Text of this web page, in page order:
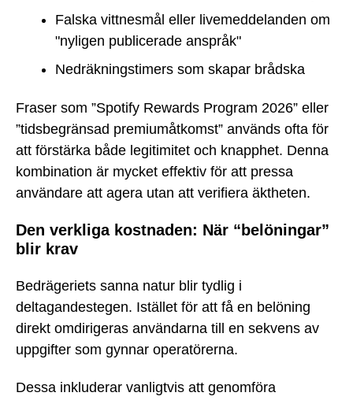
Falska vittnesmål eller livemeddelanden om
"nyligen publicerade anspråk"
Nedräkningstimers som skapar brådska
Fraser som ”Spotify Rewards Program 2026” eller
”tidsbegränsad premiumåtkomst” används ofta för
att förstärka både legitimitet och knapphet. Denna
kombination är mycket effektiv för att pressa
användare att agera utan att verifiera äktheten.
Den verkliga kostnaden: När “belöningar”
blir krav
Bedrägeriets sanna natur blir tydlig i
deltagandestegen. Istället för att få en belöning
direkt omdirigeras användarna till en sekvens av
uppgifter som gynnar operatörerna.
Dessa inkluderar vanligtvis att genomföra